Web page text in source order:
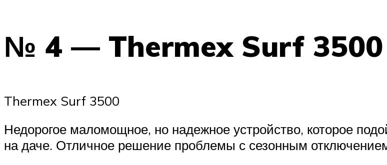
№ 4 — Thermex Surf 3500
Thermex Surf 3500
Недорогое маломощное, но надежное устройство, которое
на даче. Отличное решение проблемы с сезонным